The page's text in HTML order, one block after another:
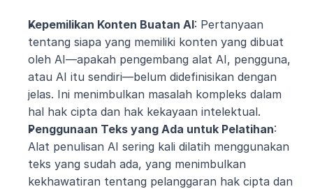
Kepemilikan Konten Buatan AI: Pertanyaan
tentang siapa yang memiliki konten yang dibuat
oleh AI—apakah pengembang alat AI, pengguna,
atau AI itu sendiri—belum didefinisikan dengan
jelas. Ini menimbulkan masalah kompleks dalam
hal hak cipta dan hak kekayaan intelektual.
Penggunaan Teks yang Ada untuk Pelatihan:
Alat penulisan AI sering kali dilatih menggunakan
teks yang sudah ada, yang menimbulkan
kekhawatiran tentang pelanggaran hak cipta dan